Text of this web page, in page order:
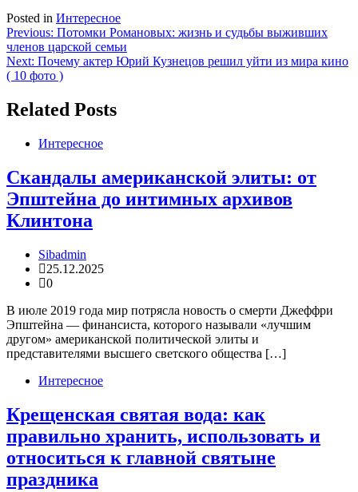
Posted in Интересное
Навигация
по
записям
Previous: Потомки Романовых: жизнь и судьбы выживших
членов царской семьи
Next: Почему актер Юрий Кузнецов решил уйти из мира кино
( 10 фото )
Related Posts
Интересное
Скандалы американской элиты: от
Эпштейна до интимных архивов
Клинтона
Sibadmin
25.12.2025
0
В июле 2019 года мир потрясла новость о смерти Джеффри
Эпштейна — финансиста, которого называли «лучшим
другом» американской политической элиты и
представителями высшего светского общества […]
Интересное
Крещенская святая вода: как
правильно хранить, использовать и
относиться к главной святыне
праздника